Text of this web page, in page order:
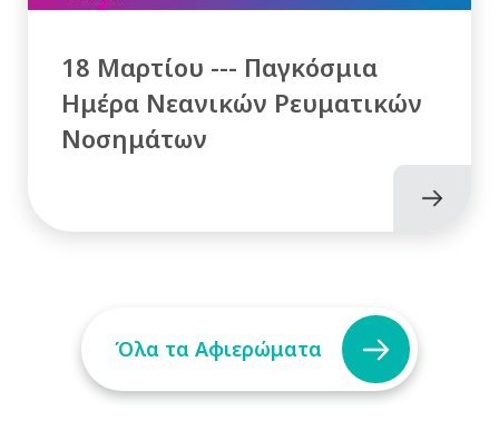
18 Μαρτίου --- Παγκόσμια
Ημέρα Νεανικών Ρευματικών
Νοσημάτων
Όλα τα Αφιερώματα